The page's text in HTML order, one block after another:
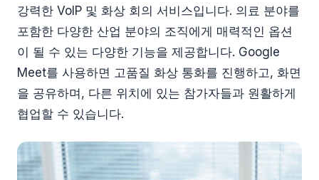
강력한 VoIP 및 화상 회의 서비스입니다. 의료 분야를
포함한 다양한 산업 분야의 조직에게 매력적인 옵션
이 될 수 있는 다양한 기능을 제공합니다. Google
Meet를 사용하면 고품질 화상 통화를 진행하고, 화면
을 공유하며, 다른 위치에 있는 참가자들과 원활하게
협업할 수 있습니다.